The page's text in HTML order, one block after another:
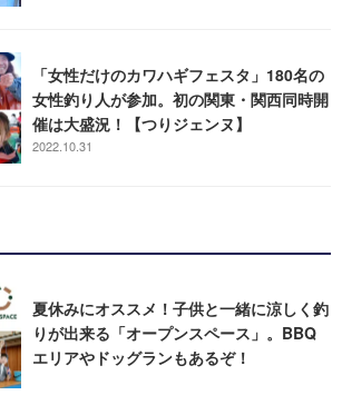
「女性だけのカワハギフェスタ」180名の
女性釣り人が参加。初の関東・関西同時開
催は大盛況！【つりジェンヌ】
2022.10.31
夏休みにオススメ！子供と一緒に涼しく釣
りが出来る「オープンスペース」。BBQ
エリアやドッグランもあるぞ！